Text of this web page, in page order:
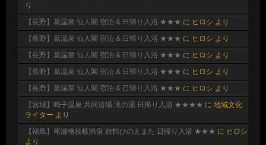
り
【長野】葛温泉 仙人閣 宿泊 & 日帰り入浴 ★★★ に ヒロシ より
【長野】葛温泉 仙人閣 宿泊 & 日帰り入浴 ★★★ に ヒロシ より
【長野】葛温泉 仙人閣 宿泊 & 日帰り入浴 ★★★ に ヒロシ より
【長野】葛温泉 仙人閣 宿泊 & 日帰り入浴 ★★★ に ヒロシ より
【長野】葛温泉 仙人閣 宿泊 & 日帰り入浴 ★★★ に ヒロシ より
【宮城】鳴子温泉 共同浴場 滝の湯 日帰り入浴 ★★★★ に 地域文化
ライター より
【福島】尾瀬檜枝岐温泉 旅館ひのえまた 日帰り入浴 ★★★ に ヒロシ
より